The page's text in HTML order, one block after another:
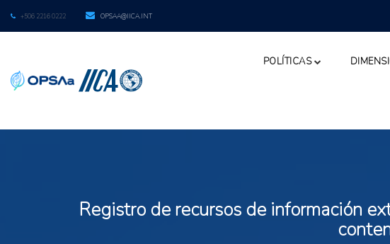
+506 2216 0222 OPSAA@IICA.INT
POLÍTICAS
Registro de recursos de información